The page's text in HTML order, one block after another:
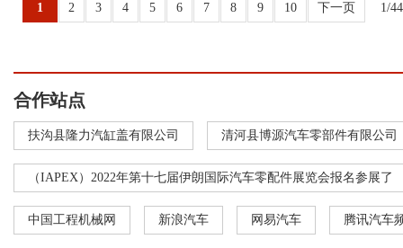
1 2 3 4 5 6 7 8 9 10 下一页 1/
合作站点
扶沟县隆力汽缸盖有限公司 清河县博源汽车零部件有限公司
（IAPEX）2022年第十七届伊朗国际汽车零配件展览会报名参展了
中国工程机械网 新浪汽车 网易汽车 腾讯汽车